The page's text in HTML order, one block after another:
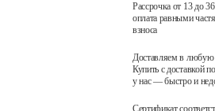
Рассрочка от 13 до
оплата равными
взноса
Доставляем в любую
Купить с доставкой
у нас — быстро и
Сертификат